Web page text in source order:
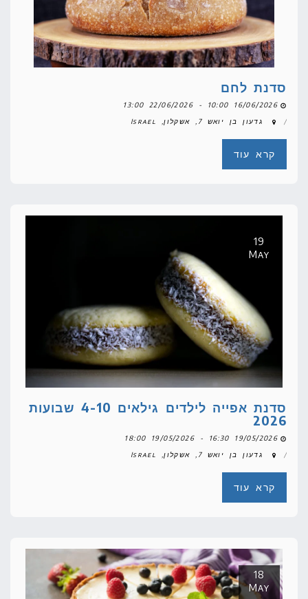
סדנת לחם
16/06/2026 10:00 - 22/06/2026 13:00
גדעון בן יואש 7, אשקלון, Israel
קרא עוד
19
May
סדנת אפייה לילדים גילאים 4-10 שבועות
2026
19/05/2026 16:30 - 19/05/2026 18:00
גדעון בן יואש 7, אשקלון, Israel
קרא עוד
18
May